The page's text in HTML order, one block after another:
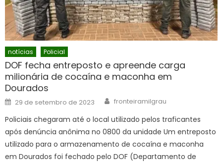
notícias Policial
DOF fecha entreposto e apreende carga
milionária de cocaína e maconha em
Dourados
Posted
on
29 de setembro de 2023 Author
fronteiramilgrau
Policiais chegaram até o local utilizado pelos traficantes
após denúncia anônima no 0800 da unidade Um entreposto
utilizado para o armazenamento de cocaína e maconha
em Dourados foi fechado pelo DOF (Departamento de